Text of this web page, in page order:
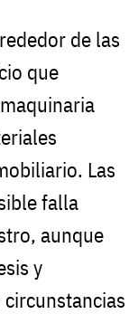
de las
que
Las
falla
aunque
y